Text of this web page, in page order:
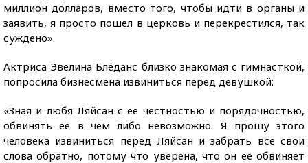
миллион долларов, вместо того, чтобы идти в органы и
заявить, я просто пошел в церковь и перекрестился, так
суждено».
Актриса Эвелина Блёданс близко знакомая с гимнасткой,
попросила бизнесмена извиниться перед девушкой:
«Зная и любя Ляйсан с ее честностью и порядочностью,
обвинять ее в чем либо невозможно. Я прошу этого
человека извиниться перед Ляйсан и забрать все свои
слова обратно, потому что уверена, что он ее обвиняет